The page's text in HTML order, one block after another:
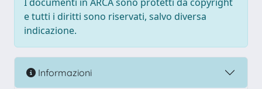
e tutti i diritti sono riservati, salvo diversa
indicazione.
Informazioni